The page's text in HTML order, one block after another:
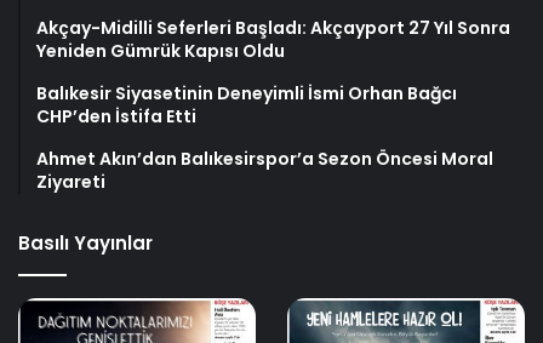
Akçay-Midilli Seferleri Başladı: Akçayport 27 Yıl Sonra
Yeniden Gümrük Kapısı Oldu
Balıkesir Siyasetinin Deneyimli İsmi Orhan Bağcı
CHP’den İstifa Etti
Ahmet Akın’dan Balıkesirspor’a Sezon Öncesi Moral
Ziyareti
Basılı Yayınlar